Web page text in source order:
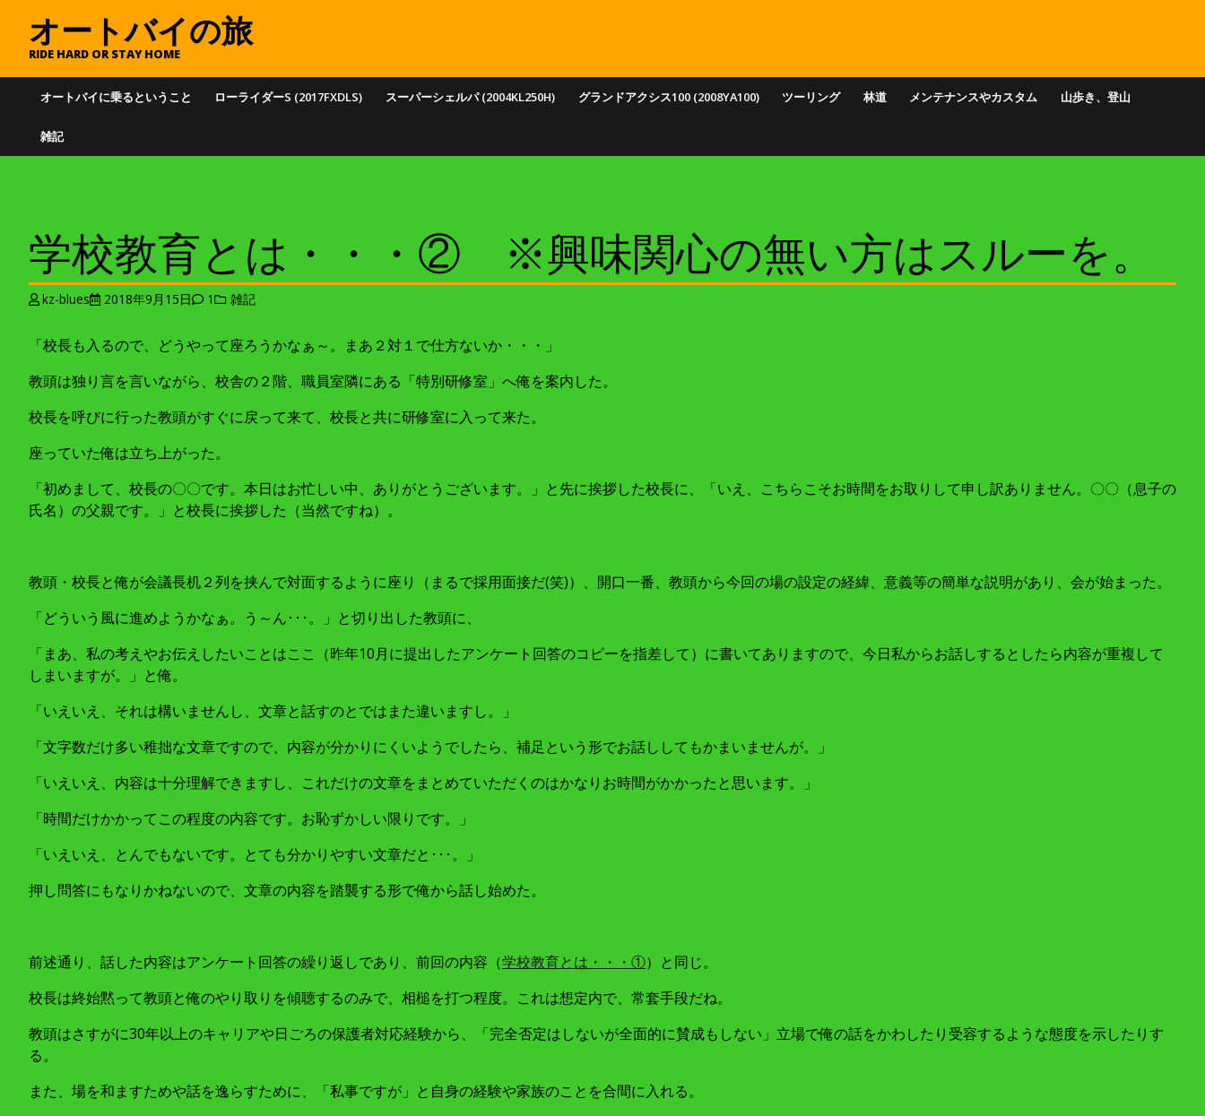
オートバイに乗るということ ローライダーS (2017FXDLS) スーパーシェルパ (2004KL250H) グランドアクシス100 (2008YA100) ツーリング 林道 メンテナンスやカスタム 山歩き、登山
雑記
オートバイの旅
RIDE HARD OR STAY HOME
学校教育とは・・・② ※興味関心の無い方はスルーを。
kz-blues 2018年9月15日 1 雑記
「校長も入るので、どうやって座ろうかなぁ～。まあ２対１で仕方ないか・・・」
教頭は独り言を言いながら、校舎の２階、職員室隣にある「特別研修室」へ俺を案内した。
校長を呼びに行った教頭がすぐに戻って来て、校長と共に研修室に入って来た。
座っていた俺は立ち上がった。
「初めまして、校長の〇〇です。本日はお忙しい中、ありがとうございます。」と先に挨拶した校長に、「いえ、こちらこそお時間をお取りして申し訳ありません。〇〇（息子の
氏名）の父親です。」と校長に挨拶した（当然ですね）。
教頭・校長と俺が会議長机２列を挟んで対面するように座り（まるで採用面接だ(笑)）、開口一番、教頭から今回の場の設定の経緯、意義等の簡単な説明があり、会が始まった。
「どういう風に進めようかなぁ。う～ん･･･。」と切り出した教頭に、
「まあ、私の考えやお伝えしたいことはここ（昨年10月に提出したアンケート回答のコピーを指差して）に書いてありますので、今日私からお話しするとしたら内容が重複して
しまいますが。」と俺。
「いえいえ、それは構いませんし、文章と話すのとではまた違いますし。」
「文字数だけ多い稚拙な文章ですので、内容が分かりにくいようでしたら、補足という形でお話ししてもかまいませんが。」
「いえいえ、内容は十分理解できますし、これだけの文章をまとめていただくのはかなりお時間がかかったと思います。」
「時間だけかかってこの程度の内容です。お恥ずかしい限りです。」
「いえいえ、とんでもないです。とても分かりやすい文章だと･･･。」
押し問答にもなりかねないので、文章の内容を踏襲する形で俺から話し始めた。
前述通り、話した内容はアンケート回答の繰り返しであり、前回の内容（学校教育とは・・・①）と同じ。
校長は終始黙って教頭と俺のやり取りを傾聴するのみで、相槌を打つ程度。これは想定内で、常套手段だね。
教頭はさすがに30年以上のキャリアや日ごろの保護者対応経験から、「完全否定はしないが全面的に賛成もしない」立場で俺の話をかわしたり受容するような態度を示したりす
る。
また、場を和ますためや話を逸らすために、「私事ですが」と自身の経験や家族のことを合間に入れる。